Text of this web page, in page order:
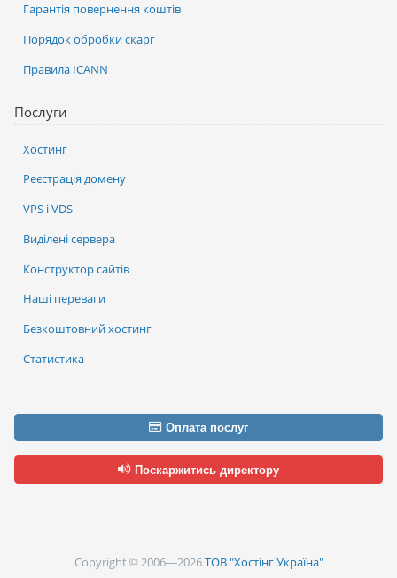
Послуги
Хостинг
Реєстрація домену
VPS і VDS
Виділені сервера
Конструктор сайтів
Наші переваги
Безкоштовний хостинг
Статистика
Гарантія повернення коштів
Порядок обробки скарг
Правила ICANN
Оплата послуг
Поскаржитись директору
Copyright © 2006—2026ТОВ "Хостінг Україна"